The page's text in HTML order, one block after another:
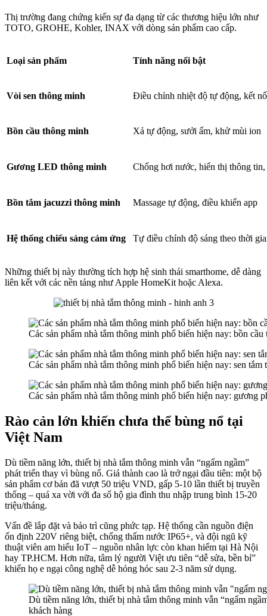
Thị trường đang chứng kiến sự đa dạng từ các thương hiệu lớn như
TOTO, GROHE, Kohler, INAX với dòng sản phẩm cao cấp.
Loại sản phẩm Tính năng nổi bật
Vòi sen thông minh Điều chỉnh nhiệt độ tự động, kết
Bồn cầu thông minh Xả tự động, sưởi ấm, khử mùi ion
Gương LED thông minh Chống hơi nước, hiển thị thông
Bồn tắm jacuzzi thông minh Massage tự động, điều khiển app
Hệ thống chiếu sáng cảm ứng Tự điều chỉnh độ sáng theo thời
Những thiết bị này thường tích hợp hệ sinh thái smarthome, dễ dàng
liên kết với các nền tảng như Apple HomeKit hoặc Alexa.
Các sản phẩm nhà tắm thông minh phổ biến hiện nay: bồn
Các sản phẩm nhà tắm thông minh phổ biến hiện nay: sen tắm
Các sản phẩm nhà tắm thông minh phổ biến hiện nay: gương
Rào cản lớn khiến chưa thể bùng nổ tại
Việt Nam
Dù tiềm năng lớn, thiết bị nhà tắm thông minh vẫn “ngấm ngầm”
phát triển thay vì bùng nổ. Giá thành cao là trở ngại đầu tiên: một bộ
sản phẩm cơ bản đã vượt 50 triệu VND, gấp 5-10 lần thiết bị truyền
thống – quá xa vời với đa số hộ gia đình thu nhập trung bình 15-20
triệu/tháng.
Vấn đề lắp đặt và bảo trì cũng phức tạp. Hệ thống cần nguồn điện
ổn định 220V riêng biệt, chống thấm nước IP65+, và đội ngũ kỹ
thuật viên am hiểu IoT – nguồn nhân lực còn khan hiếm tại Hà Nội
hay TP.HCM. Hơn nữa, tâm lý người Việt ưu tiên “dễ sửa, bền bỉ”
khiến họ e ngại công nghệ dễ hỏng hóc sau 2-3 năm sử dụng.
Dù tiềm năng lớn, thiết bị nhà tắm thông minh vẫn “ngấm
khách hàng